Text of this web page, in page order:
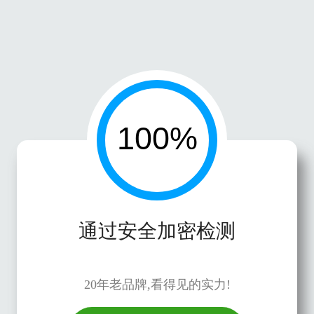
通过安全加密检测
20年老品牌,看得见的实力!